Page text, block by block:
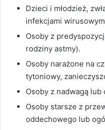
Dzieci i młodzież,
infekcjami
Osoby z
rodziny astmy).
Osoby narażone na
tytoniowy,
Osoby z nadwagą lub
Osoby starsze z
oddechowego lub